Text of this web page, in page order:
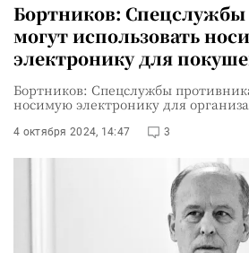
Бортников:
могут использовать
электронику для
Бортников: Спецслужбы
носимую электронику для
4 октября 2024, 14:47 3